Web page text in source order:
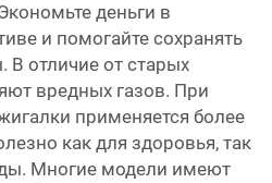
деньги в
и помогайте сохранять
В отличие от старых
вредных газов. При
применяется более
как для здоровья, так
Многие модели имеют